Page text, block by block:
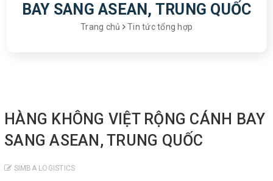
BAY SANG ASEAN, TRUNG QUỐC
Trang chủ Tin tức tổng hợp
HÀNG KHÔNG VIỆT RỘNG CÁNH BAY
SANG ASEAN, TRUNG QUỐC
SIMBA LOGISTICS